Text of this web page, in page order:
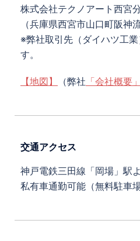
株式会社テクノアート西宮
（兵庫県西宮市山口町阪神
※弊社取引先（ダイハツ工
す。
【地図】 （弊社 「会社概要」
交通アクセス
神戸電鉄三田線「岡場」駅
私有車通勤可能（無料駐車場